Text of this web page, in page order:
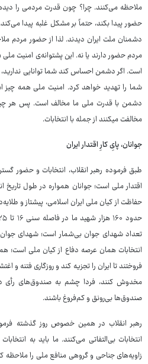
ملاحظه می‌کنند. چرا؟ چون قدرت مردمی را
حضور پیدا بکند، حتماً بر مشکل غلبه پیدا
دشمنان ملت ایران دیدند. لذا از حضور مردم
مردم حضور دارند یا نه. این پشتوانه‌ی امنیت
است. اگر دشمن احساس کند شما توانایی ندارید،
شما را تهدید خواهد کرد. امنیت ملی همه چیز
دشمن با قدرت ملی ما مخالف است. پس هر
مخالفت میکنند از جمله با انتخابات.
جوانان، پایِ کارِ اقتدار ایران
طبق فرموده رهبر انقلاب، انتخابات و حضور
اقتدار ملی است؛ جوانان همواره در طول تاریخ
حفاظت از کیان ملی ایران اسلامی، پیشتاز و
تعداد شهدای جوان بی‌شمار است؛ شهدای جوان
انتخابات همان عرصه دفاع از کیان ملی است؛
فروختند تا ایران را تجزیه کند و روزگاری فتنه و
مخدوش کنند، فردا چشم به صندوق‌های رأی
صندوق‌ها بی‌رونق و کم‌فروغ باشند.
رهبر انقلاب در همین خصوص روز گذشته
انتخابات بی‌التفاتی می‌کنند. ما باید به
زاویه‌های جناحی و گروهی منافع ملی را ملاحظه